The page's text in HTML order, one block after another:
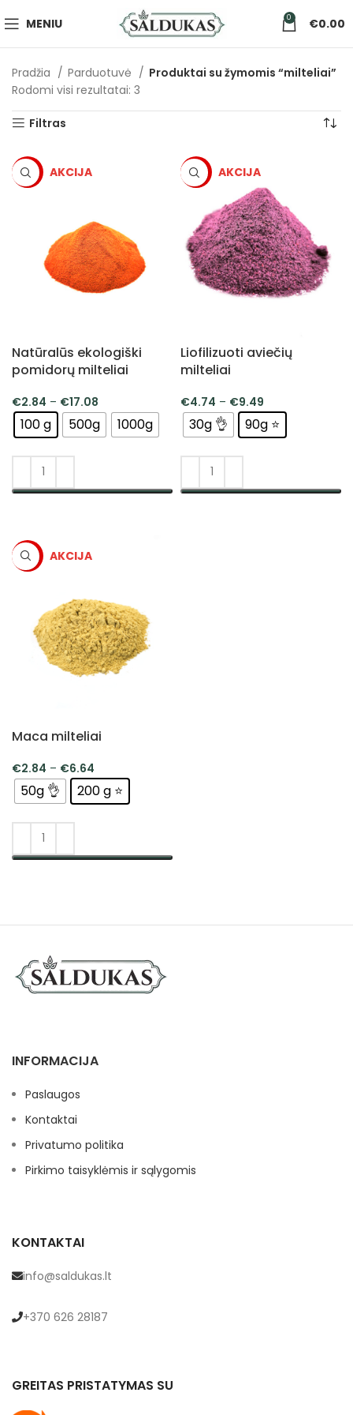
MENIU 0 €0.00
Pradžia Parduotuvė
Produktai su žymomis “milteliai”
Rodomi visi rezultatai: 3
Filtras
-5%
Natūralūs ekologiški
pomidorų milteliai
€2.84 – €17.08
100 g 500g 1000g
-5%
Liofilizuoti aviečių
milteliai
€4.74 – €9.49
30g 👌 90g ⭐
-5%
Maca milteliai
€2.84 – €6.64
50g 👌 200 g ⭐
INFORMACIJA
Paslaugos
Kontaktai
Privatumo politika
Pirkimo taisyklėmis ir sąlygomis
KONTAKTAI
info@saldukas.lt
+370 626 28187
GREITAS PRISTATYMAS SU